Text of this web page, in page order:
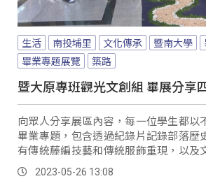
生活 南投埔里 文化傳承 暨南大學
畢業專題展覽
築路
暨大原專班觀光文創組 畢展分享
向眾人分享展區內容，每一位學生都以
畢業專題，包含透過紀錄片記錄部落歷
有傳統藤編技藝和傳統服飾重現，以及
是興建傳統原住民建築等，而過程中也
的鼓勵與認同，更激發出學生們對於追
2023-05-26 13:08